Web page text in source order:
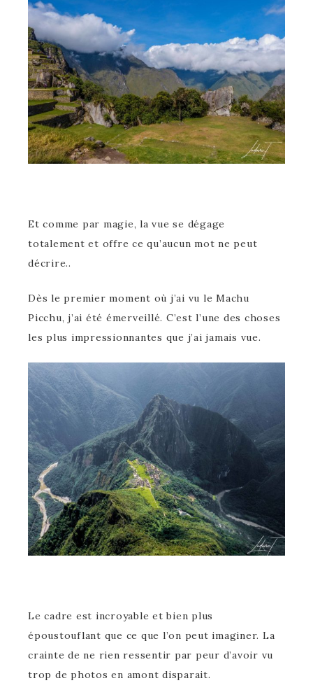
Et comme par magie, la vue se dégage
totalement et offre ce qu’aucun mot ne peut
décrire..
Dès le premier moment où j’ai vu le Machu
Picchu, j’ai été émerveillé. C’est l’une des choses
les plus impressionnantes que j’ai jamais vue.
Le cadre est incroyable et bien plus
époustouflant que ce que l’on peut imaginer. La
crainte de ne rien ressentir par peur d’avoir vu
trop de photos en amont disparait.